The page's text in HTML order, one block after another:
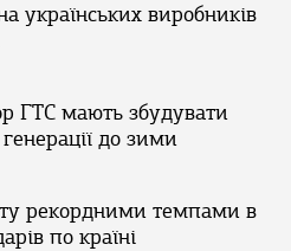
українських виробників
ГТС мають збудувати
до зими
рекордними темпами в
по країні